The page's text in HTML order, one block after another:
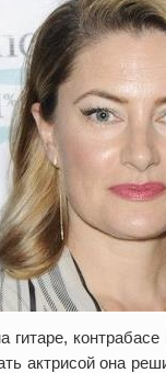
гитаре,
актрисой она